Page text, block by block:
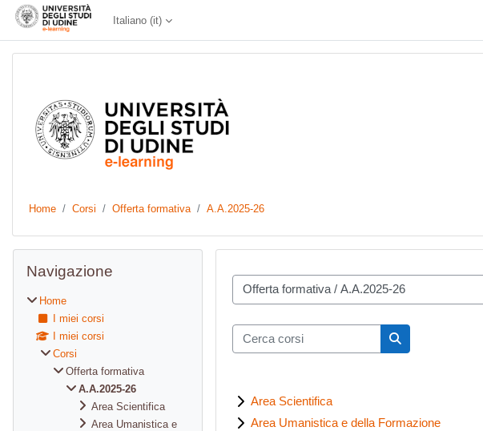
Vai al contenuto principale
Italiano ‎(it)‎
Home Corsi Offerta formativa A.A.2025-26
Categorie di corso
Cerca corsi
Cerca corsi
Area Scientifica
Area Umanistica e della Formazione
Blocchi
Navigazione
Home
I miei corsi
I miei corsi
Corsi
Offerta formativa
A.A.2025-26
Area Scientifica
Area Umanistica e